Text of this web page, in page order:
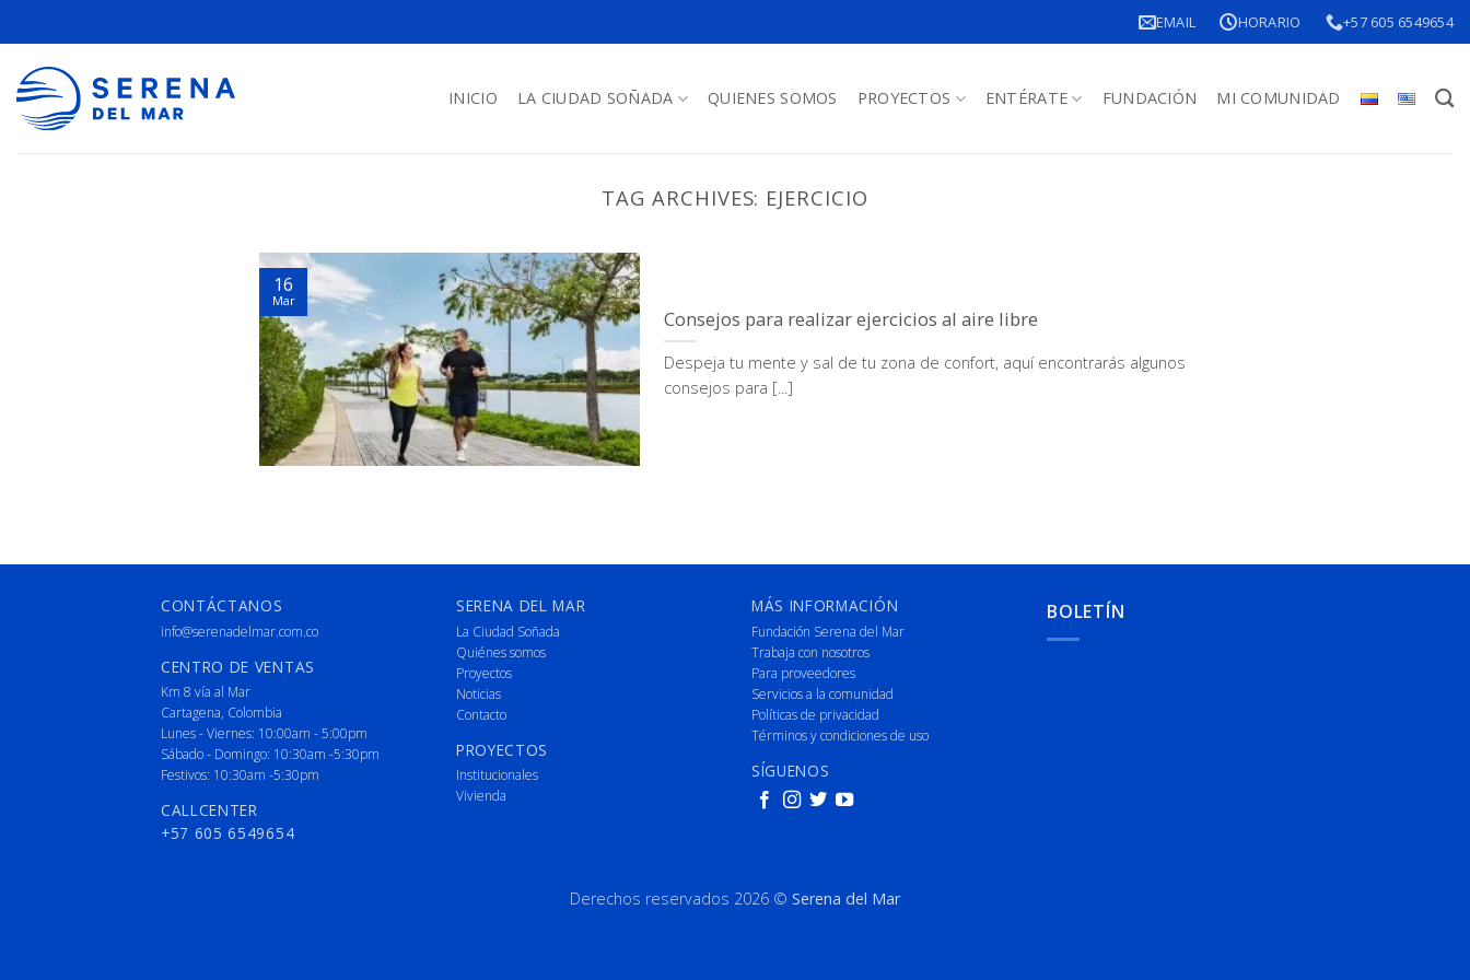
EMAIL HORARIO +57 605 6549654
INICIO LA CIUDAD SOÑADA QUIENES SOMOS PROYECTOS ENTÉRATE FUNDACIÓN MI COMUNIDAD
TAG ARCHIVES: EJERCICIO
Consejos para realizar ejercicios al aire libre
Despeja tu mente y sal de tu zona de confort, aquí encontrarás algunos
consejos para [...]
16
Mar
CONTÁCTANOS
info@serenadelmar.com.co
CENTRO DE VENTAS
Km 8 vía al Mar
Cartagena, Colombia
Lunes - Viernes: 10:00am - 5:00pm
Sábado - Domingo: 10:30am -5:30pm
Festivos: 10:30am -5:30pm
CALLCENTER
+57 605 6549654
SERENA DEL MAR
La Ciudad Soñada
Quiénes somos
Proyectos
Noticias
Contacto
PROYECTOS
Institucionales
Vivienda
MÁS INFORMACIÓN
Fundación Serena del Mar
Trabaja con nosotros
Para proveedores
Servicios a la comunidad
Políticas de privacidad
Términos y condiciones de uso
SÍGUENOS
BOLETÍN
Derechos reservados 2026 © Serena del Mar